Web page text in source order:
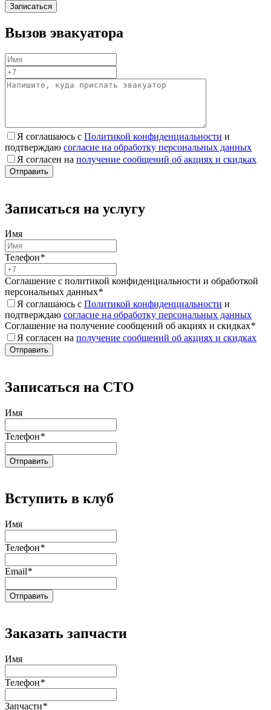
Вызов эвакуатора
Я соглашаюсь с Политикой конфиденциальности и
подтверждаю согласие на обработку персональных данных
Я согласен на получение сообщений об акциях и скидках
Записаться на услугу
Имя
Телефон*
Соглашение с политикой конфиденциальности и обработкой
персональных данных*
Я соглашаюсь с Политикой конфиденциальности и
подтверждаю согласие на обработку персональных данных
Соглашение на получение сообщений об акциях и скидках*
Я согласен на получение сообщений об акциях и скидках
Записаться на СТО
Имя
Телефон*
Вступить в клуб
Имя
Телефон*
Email*
Заказать запчасти
Имя
Телефон*
Запчасти*